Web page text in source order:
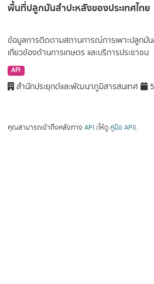
พื้นที่ปลูกมันสำปะหลังของประเทศไทย
ข้อมูลการติดตามสถานการณ์การเพาะปลูกมัน
เกี่ยวข้องด้านการเกษตร และบริการประชาชน
API
สำนักประยุกต์และพัฒนาภูมิสารสนเทศ
คุณสามารถเข้าถึงคลังทาง API (ให้ดู คู่มือ API).